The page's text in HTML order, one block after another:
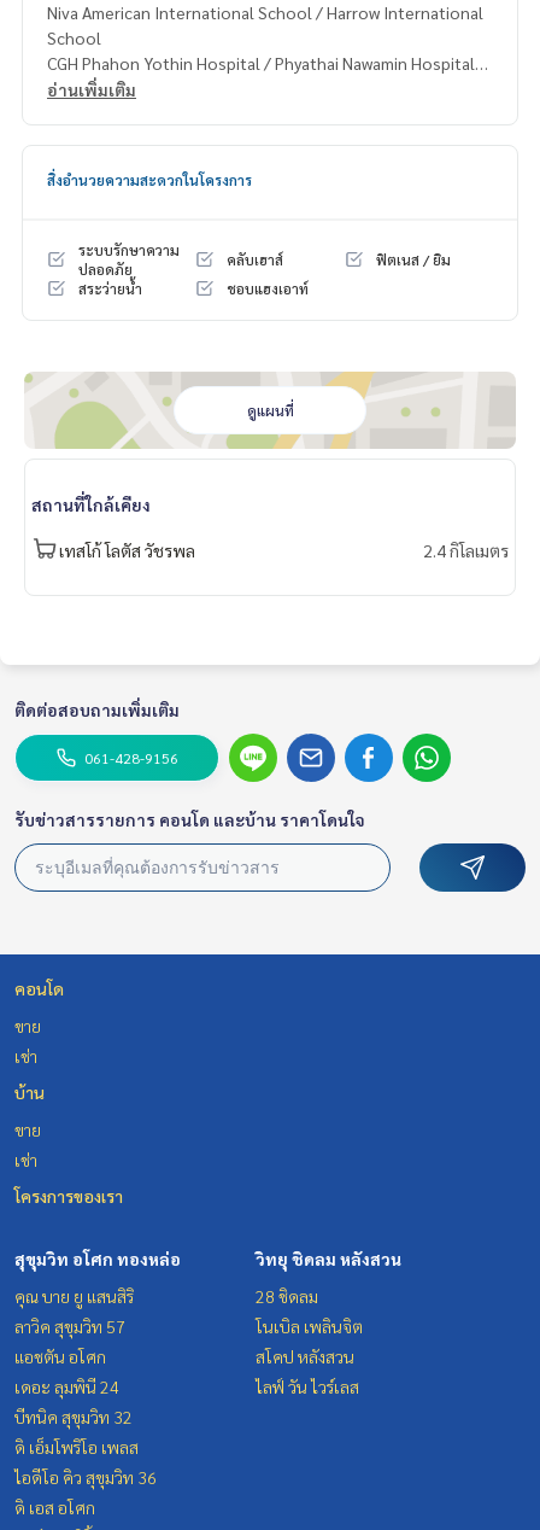
Niva American International School / Harrow International
School
CGH Phahon Yothin Hospital / Phyathai Nawamin Hospital
Rental 200,000 THB./Month
2 months deposit
Contact
Khun Chanya: Tel.
061-428-9156
Whats app:+66 61 428 9156
Line ID: @mcre
My Celebrity Co., Ltd. Real Estate Agency, Service You Can T
rust.
m #rent # condo #condo Bangkok #Bangkok Condo #Con
do for rent #For rent #Condorental #RentSellCondoBang
kok #rentcondo #rentalproperty #rental #Luxurycondofo
ent #BTS #shoppingmall #nearschool #shoppingmall #sin
charaphon #Central Eastville #Central Ladprao
อ่านเพิ่มเติม
สิ่งอำนวยความสะดวกในโครงการ
ระบบรักษาความ
ปลอดภัย
คลับเฮาส์
ฟิตเนส / ยิม
สระว่ายน้ำ
ชอบแฮงเอาท์
ดูแผนที่
สถานที่ใกล้เคียง
เทสโก้ โลตัส วัชรพล 2.4 กิโลเมตร
ติดต่อสอบถามเพิ่มเติม
061-428-9156
รับข่าวสารรายการ คอนโด และบ้าน ราคาโดนใจ
คอนโด
ขาย
เช่า
บ้าน
ขาย
เช่า
โครงการของเรา
สุขุมวิท อโศก ทองหล่อ
คุณ บาย ยู แสนสิริ
ลาวิค สุขุมวิท 57
แอชตัน อโศก
เดอะ ลุมพินี 24
บีทนิค สุขุมวิท 32
ดิ เอ็มโพริโอ เพลส
ไอดีโอ คิว สุขุมวิท 36
ดิ เอส อโศก
วิทยุ ชิดลม หลังสวน
28 ชิดลม
โนเบิล เพลินจิต
สโคป หลังสวน
ไลฟ์ วัน ไวร์เลส